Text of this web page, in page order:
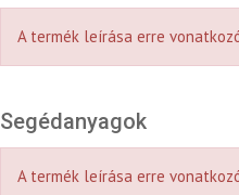
A termék leírása erre
Segédanyagok
A termék leírása erre